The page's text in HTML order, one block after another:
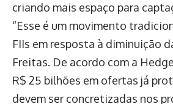
criando mais espaço para
“Esse é um movimento
FIIs em resposta à diminuição
Freitas. De acordo com a
R$ 25 bilhões em ofertas já
devem ser concretizadas nos